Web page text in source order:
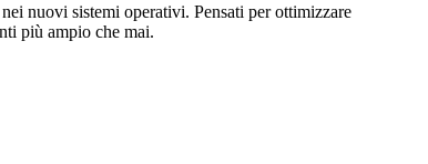
nuovi sistemi operativi. Pensati per ottimizzare
più ampio che mai.